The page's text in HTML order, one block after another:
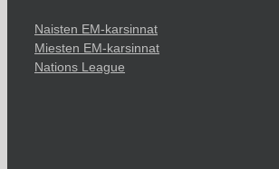
Naisten EM-karsinnat
Miesten EM-karsinnat
Nations League